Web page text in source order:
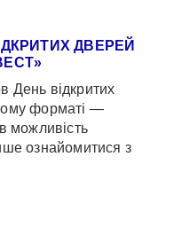
ДВЕРЕЙ
День відкритих
форматі —
можливість
ознайомитися з